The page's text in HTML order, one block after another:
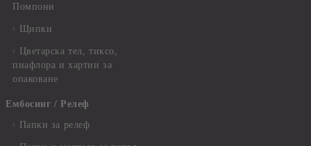
Помпони
Щипки
Цветарска тел, тиксо,
пиафлора и хартии за
опаковане
Ембосинг / Релеф
Папки за релеф